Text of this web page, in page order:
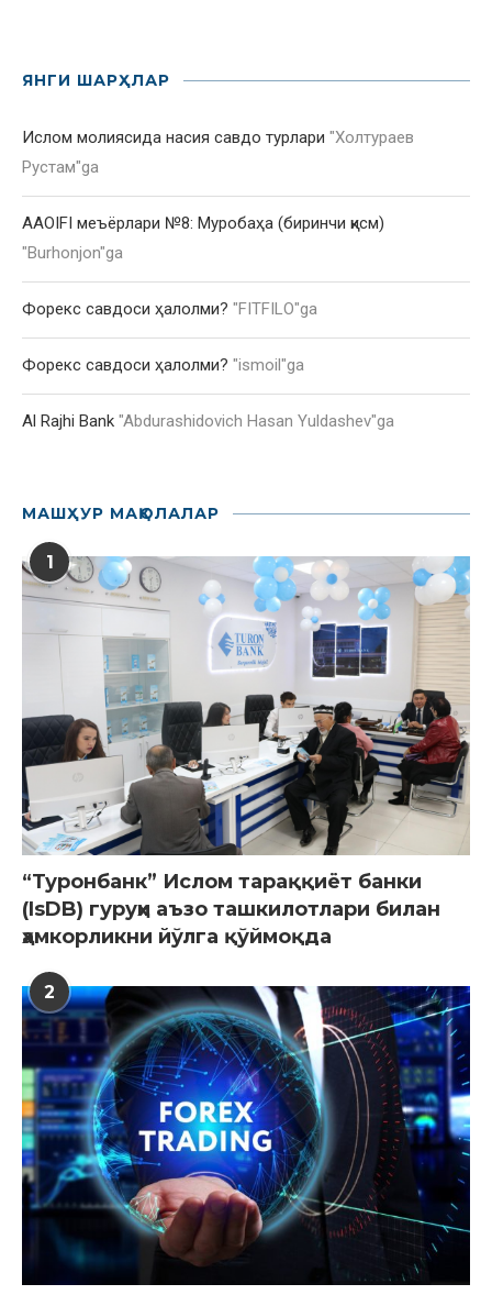
ЯНГИ ШАРҲЛАР
Ислом молиясида насия савдо турлари "Холтураев
Рустам"ga
AAOIFI меъёрлари №8: Муробаҳа (биринчи қисм)
"Burhonjon"ga
Форекс савдоси ҳалолми? "FITFILO"ga
Форекс савдоси ҳалолми? "ismoil "ga
Al Rajhi Bank "Abdurashidovich Hasan Yuldashev"ga
МАШҲУР МАҚОЛАЛАР
1
“Туронбанк” Ислом тараққиёт банки
(IsDB) гуруҳи аъзо ташкилотлари билан
ҳамкорликни йўлга қўймоқда
2